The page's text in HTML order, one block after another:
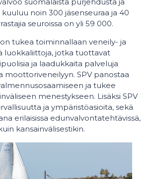
noin 300 jäsenseuraa ja 40
seuroissa on yli 59 000.
tukea toiminnallaan veneily- ja
luokkaliittoja, jotka tuottavat
ja laadukkaita palveluja
moottoriveneilyyn. SPV panostaa
ja tukee
menestykseen. Lisäksi SPV
ja ympäristöasioita, sekä
erilaisissa edunvalvontatehtävissä,
kansainvälisestikin.